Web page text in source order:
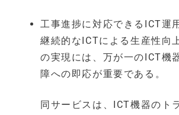
工事進捗に対応できるICT運用
継続的なICTによる生産性向
の実現には、万が一のICT機
障への即応が重要である。
同サービスは、ICT機器のト